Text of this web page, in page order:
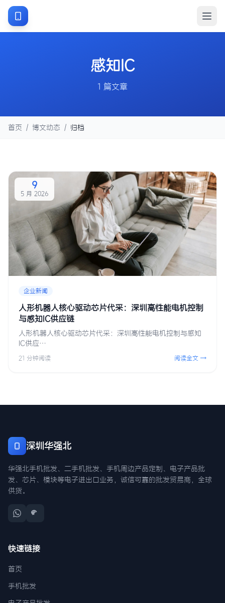
感知IC
1 篇文章
首页 / 博文动态 / 归档
9
5 月 2026
企业新闻
人形机器人核心驱动芯片代采：深圳高性能电机控制
与感知IC供应链
人形机器人核心驱动芯片代采：深圳高性能电机控制与感知
IC供应…
21 分钟阅读 阅读全文 →
深圳华强北
华强北手机批发、二手机批发、手机周边产品定制、电子产品批
发、芯片、模块等电子进出口业务，诚信可靠的批发贸易商，全球
供货。
快速链接
首页
手机批发